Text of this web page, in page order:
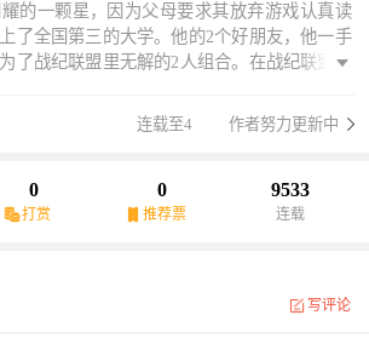
的一颗星，因为父母要求其放弃游戏认真读
了全国第三的大学。他的2个好朋友，他一手
了战纪联盟里无解的2人组合。在战纪联盟越
连载至4 作者努力更新中
0
打赏
0
推荐票
9533
连载
写评论